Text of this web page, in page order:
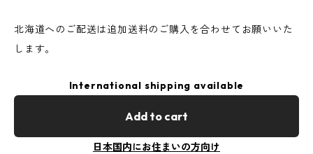
北海道へのご配送は追加送料のご購入を合わせてお願いいた
します。
International shipping available
Add to cart
日本国内にお住まいの方向け